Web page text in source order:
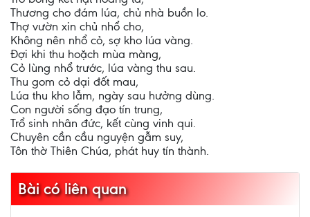
Thương cho đám lúa, chủ nhà buồn lo.
Thợ vườn xin chủ nhổ cho,
Không nên nhổ cỏ, sợ kho lúa vàng.
Đợi khi thu hoặch mùa màng,
Cỏ lùng nhổ trước, lúa vàng thu sau.
Thu gom cỏ dại đốt mau,
Lúa thu kho lẫm, ngày sau hưởng dùng.
Con người sống đạo tín trung,
Trổ sinh nhân đức, kết cùng vinh qui.
Chuyên cần cầu nguyện gẫm suy,
Tôn thờ Thiên Chúa, phát huy tín thành.
Bài có liên quan